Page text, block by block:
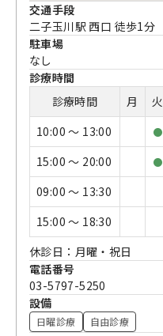
交通手段
二子玉川駅 西口 徒歩1分
駐車場
なし
診療時間
診療時間
月 火
10:00 〜 13:00
●
15:00 〜 20:00 ●
09:00 〜 13:30
15:00 〜 18:30
休診日：月曜・祝日
電話番号
03-5797-5250
設備
日曜診療 自由診療